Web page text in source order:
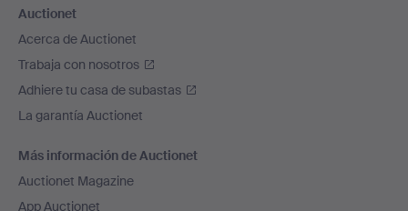
Auctionet
Acerca de Auctionet
Trabaja con nosotros
Adhiere tu casa de subastas
La garantía Auctionet
Más información de Auctionet
Auctionet Magazine
App Auctionet